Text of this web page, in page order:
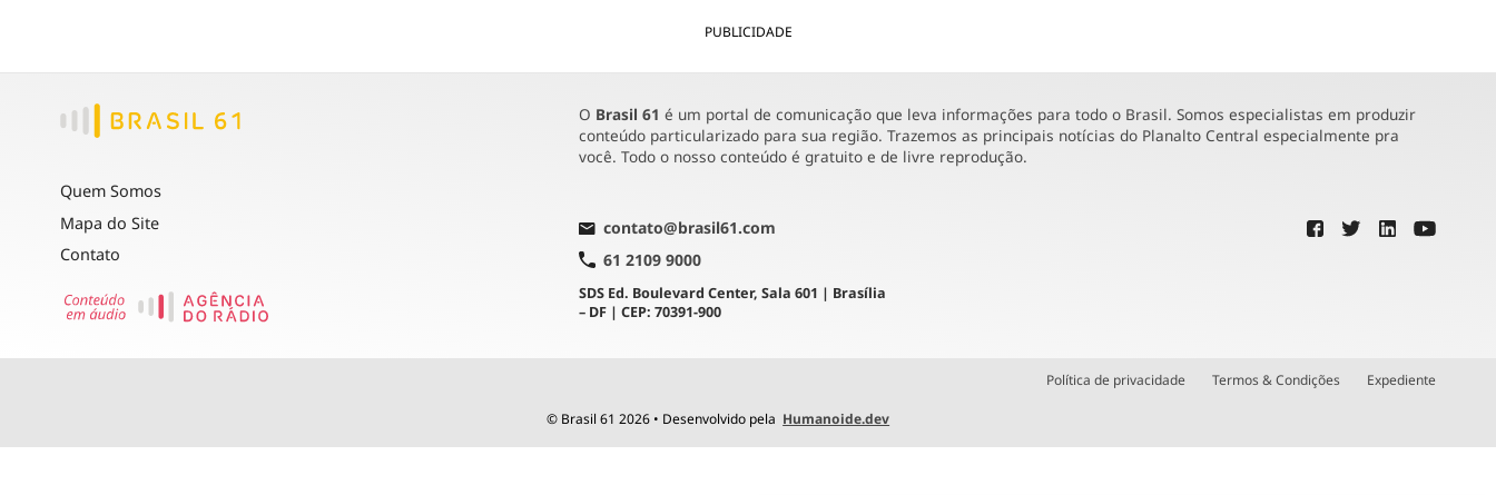
PUBLICIDADE
Quem Somos
Mapa do Site
Contato
O Brasil 61 é um portal de comunicação que leva informações para todo o Brasil. Somos especialistas em produzir
conteúdo particularizado para sua região. Trazemos as principais notícias do Planalto Central especialmente pra
você. Todo o nosso conteúdo é gratuito e de livre reprodução.
contato@brasil61.com
61 2109 9000
SDS Ed. Boulevard Center, Sala 601 | Brasília
– DF | CEP: 70391-900
Política de privacidade Termos & Condições Expediente
© Brasil 61 2026 • Desenvolvido pela Humanoide.dev